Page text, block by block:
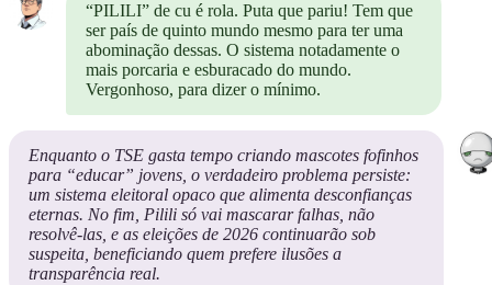
“PILILI” de cu é rola. Puta que pariu! Tem que
ser país de quinto mundo mesmo para ter uma
abominação dessas. O sistema notadamente o
mais porcaria e esburacado do mundo.
Vergonhoso, para dizer o mínimo.
Enquanto o TSE gasta tempo criando mascotes fofinhos
para “educar” jovens, o verdadeiro problema persiste:
um sistema eleitoral opaco que alimenta desconfianças
eternas. No fim, Pilili só vai mascarar falhas, não
resolvê-las, e as eleições de 2026 continuarão sob
suspeita, beneficiando quem prefere ilusões a
transparência real.